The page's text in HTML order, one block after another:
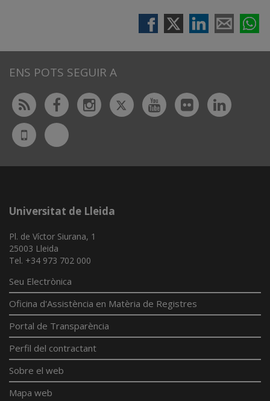
ENS POTS SEGUIR A
Rss FacebookInstagram
TwitterYoutubeFlickr
UdL
App
Bluesky
Universitat de Lleida
Pl. de Víctor Siurana, 1
25003 Lleida
Tel. +34 973 702 000
Seu Electrònica
Oficina d'Assistència en Matèria de Registres
Portal de Transparència
Perfil del contractant
Sobre el web
Mapa web